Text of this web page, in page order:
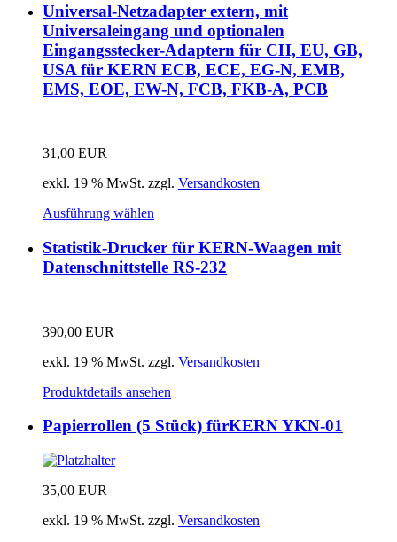
Universal-Netzadapter extern, mit
Universaleingang und optionalen
Eingangsstecker-Adaptern für CH, EU, GB,
USA für KERN ECB, ECE, EG-N, EMB,
EMS, EOE, EW-N, FCB, FKB-A, PCB
31,00 EUR
exkl. 19 % MwSt. zzgl. Versandkosten
Ausführung wählen
Statistik-Drucker für KERN-Waagen mit
Datenschnittstelle RS-232
390,00 EUR
exkl. 19 % MwSt. zzgl. Versandkosten
Produktdetails ansehen
Papierrollen (5 Stück) fürKERN YKN-01
35,00 EUR
exkl. 19 % MwSt. zzgl. Versandkosten